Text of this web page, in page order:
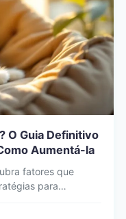
O Guia Definitivo
Aumentá-la
fatores que
para